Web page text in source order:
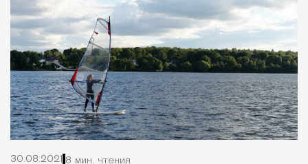
30.08.2021 8 мин. чтения